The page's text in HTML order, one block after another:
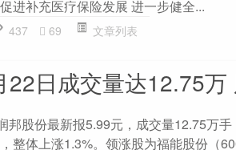
进补充医疗保险发展 进一步健全...
437 69 文章列表
22日成交量达12.75
邦股份最新报5.99元，成交量12.75万
整体上涨1.3%。领涨股为福能股份（